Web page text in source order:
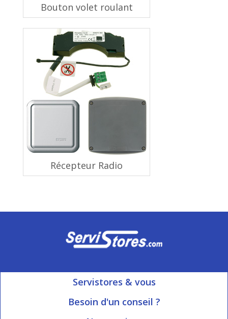
Bouton volet roulant
Récepteur Radio
Servistores & vous
Mon compte
Besoin d'un conseil ?